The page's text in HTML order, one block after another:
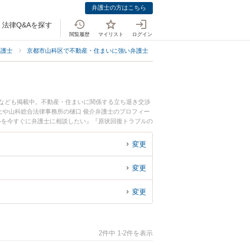
弁護士の方はこちら
法律Q&Aを探す
閲覧履歴 マイリスト ログイン
士 京都市山科区で不動産・住まいに強い弁護士
も掲載中。不動産・住まいに関係する立ち退き交渉
山科総合法律事務所の樋口 俊介弁護士のプロフィー
今すぐに弁護士に相談したい』『原状回復トラブルの
の弁護士に相談予約したい』などでお困りの相談者さ
変更
変更
変更
2件中 1-2件を表示